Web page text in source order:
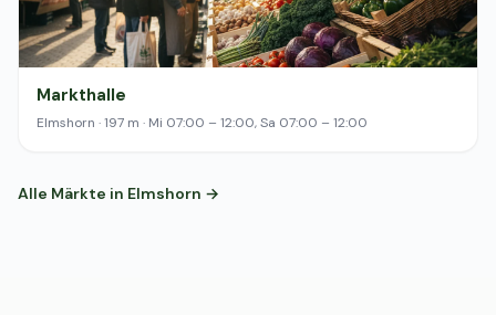
Markthalle
Elmshorn · 197 m · Mi 07:00 – 12:00, Sa 07:00 – 12:00
Alle Märkte in Elmshorn →